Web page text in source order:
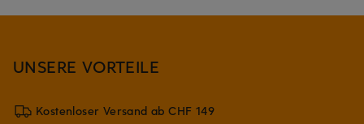
UNSERE VORTEILE
Kostenloser Versand ab CHF 149